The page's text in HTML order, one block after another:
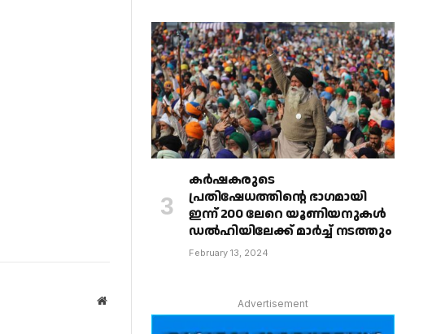
Website
കർഷകരുടെ
പ്രതിഷേധത്തിൻ്റെ ഭാഗമായി
ഇന്ന് 200 ലേറെ യൂണിയനുകൾ
ഡൽഹിയിലേക്ക് മാർച്ച് നടത്തും
February 13, 2024
Advertisement